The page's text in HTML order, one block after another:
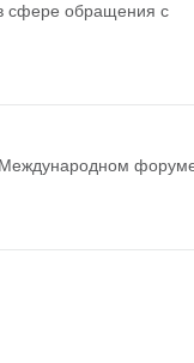
сфере обращения с